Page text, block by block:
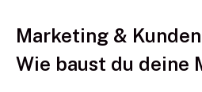
Marketing &
Wie baust du deine